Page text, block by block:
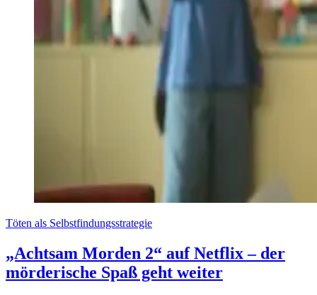
Töten als Selbstfindungsstrategie
„Achtsam Morden 2“ auf Netflix – der
mörderische Spaß geht weiter